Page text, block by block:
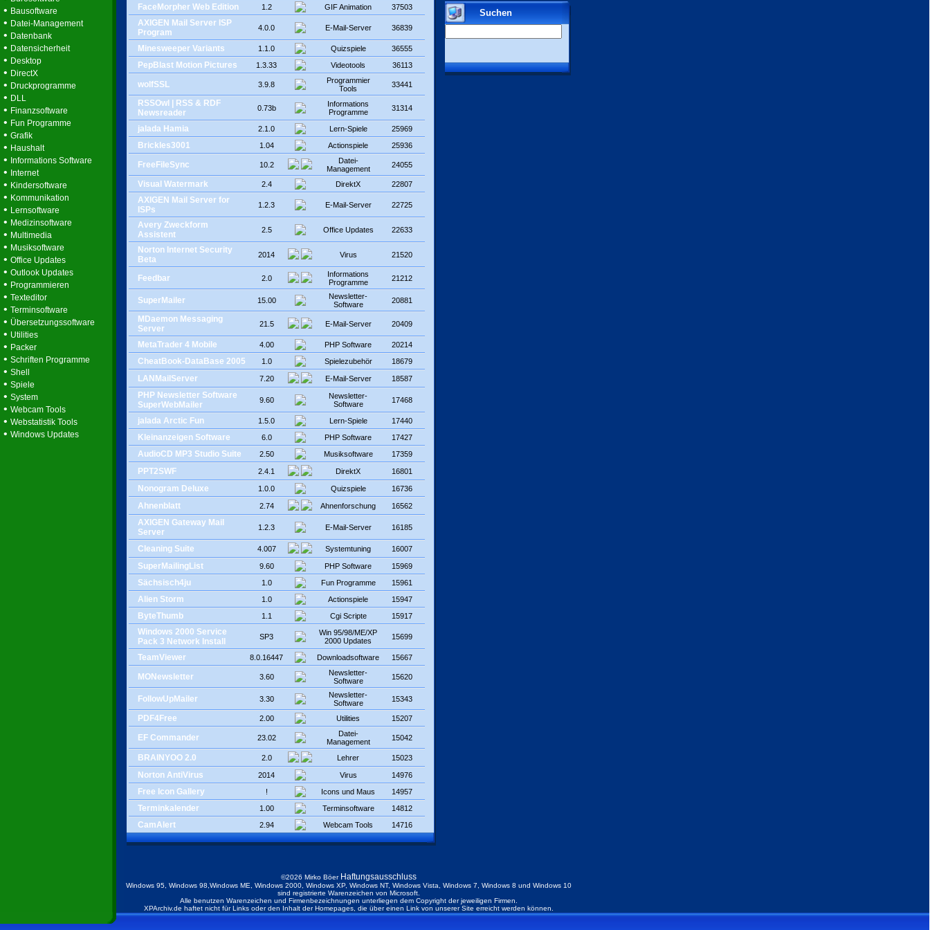
• Bausoftware
• Datei-Management
• Datenbank
• Datensicherheit
• Desktop
• DirectX
• Druckprogramme
• DLL
• Finanzsoftware
• Fun Programme
• Grafik
• Haushalt
• Informations Software
• Internet
• Kindersoftware
• Kommunikation
• Lernsoftware
• Medizinsoftware
• Multimedia
• Musiksoftware
• Office Updates
• Outlook Updates
• Programmieren
• Texteditor
• Terminsoftware
• Übersetzungssoftware
• Utilities
• Packer
• Schriften Programme
• Shell
• Spiele
• System
• Webcam Tools
• Webstatistik Tools
• Windows Updates
FaceMorpher Web Edition 1.2 GIF Animation 37503
AXIGEN Mail Server ISP
Program
4.0.0 E-Mail-Server 36839
Minesweeper Variants 1.1.0 Quizspiele 36555
PepBlast Motion Pictures 1.3.33 Videotools 36113
wolfSSL 3.9.8
Programmier
Tools
33441
RSSOwl | RSS & RDF
Newsreader
0.73b
Informations
Programme
31314
jalada Hamia 2.1.0 Lern-Spiele 25969
Brickles3001 1.04 Actionspiele 25936
FreeFileSync 10.2
Datei-
Management
24055
Visual Watermark 2.4 DirektX 22807
AXIGEN Mail Server for
ISPs
1.2.3 E-Mail-Server 22725
Avery Zweckform
Assistent
2.5 Office Updates 22633
Norton Internet Security
Beta
2014 Virus 21520
Feedbar 2.0
Informations
Programme
21212
SuperMailer 15.00
Newsletter-
Software
20881
MDaemon Messaging
Server
21.5 E-Mail-Server 20409
MetaTrader 4 Mobile 4.00 PHP Software 20214
CheatBook-DataBase 2005 1.0 Spielezubehör 18679
LANMailServer 7.20 E-Mail-Server 18587
PHP Newsletter Software
SuperWebMailer
9.60
Newsletter-
Software
17468
jalada Arctic Fun 1.5.0 Lern-Spiele 17440
Kleinanzeigen Software 6.0 PHP Software 17427
AudioCD MP3 Studio Suite 2.50 Musiksoftware 17359
PPT2SWF 2.4.1 DirektX 16801
Nonogram Deluxe 1.0.0 Quizspiele 16736
Ahnenblatt 2.74 Ahnenforschung 16562
AXIGEN Gateway Mail
Server
1.2.3 E-Mail-Server 16185
Cleaning Suite 4.007 Systemtuning 16007
SuperMailingList 9.60 PHP Software 15969
Sächsisch4ju 1.0 Fun Programme 15961
Alien Storm 1.0 Actionspiele 15947
ByteThumb 1.1 Cgi Scripte 15917
Windows 2000 Service
Pack 3 Network Install
SP3
Win 95/98/ME/XP
2000 Updates
15699
TeamViewer 8.0.16447 Downloadsoftware 15667
MONewsletter 3.60
Newsletter-
Software
15620
FollowUpMailer 3.30
Newsletter-
Software
15343
PDF4Free 2.00 Utilities 15207
EF Commander 23.02
Datei-
Management
15042
BRAINYOO 2.0 2.0 Lehrer 15023
Norton AntiVirus 2014 Virus 14976
Free Icon Gallery ! Icons und Maus 14957
Terminkalender 1.00 Terminsoftware 14812
CamAlert 2.94 Webcam Tools 14716
Suchen
©2026 Mirko Böer Haftungsausschluss
Windows 95, Windows 98,Windows ME, Windows 2000, Windows XP, Windows NT, Windows Vista, Windows 7, Windows 8 und Windows 10
sind registrierte Warenzeichen von Microsoft.
Alle benutzen Warenzeichen und Firmenbezeichnungen unterliegen dem Copyright der jeweiligen Firmen.
XPArchiv.de haftet nicht für Links oder den Inhalt der Homepages, die über einen Link von unserer Site erreicht werden können.